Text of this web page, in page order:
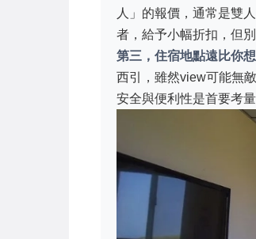
人」的報價，通常是雙
者，給予小幅折扣，但別
第三，住宿地點遠比你想
西引，雖然view可能無
安全與便利性是首要考量